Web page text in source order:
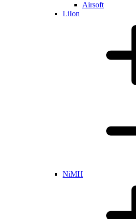
Airsoft
LiIon
NiMH